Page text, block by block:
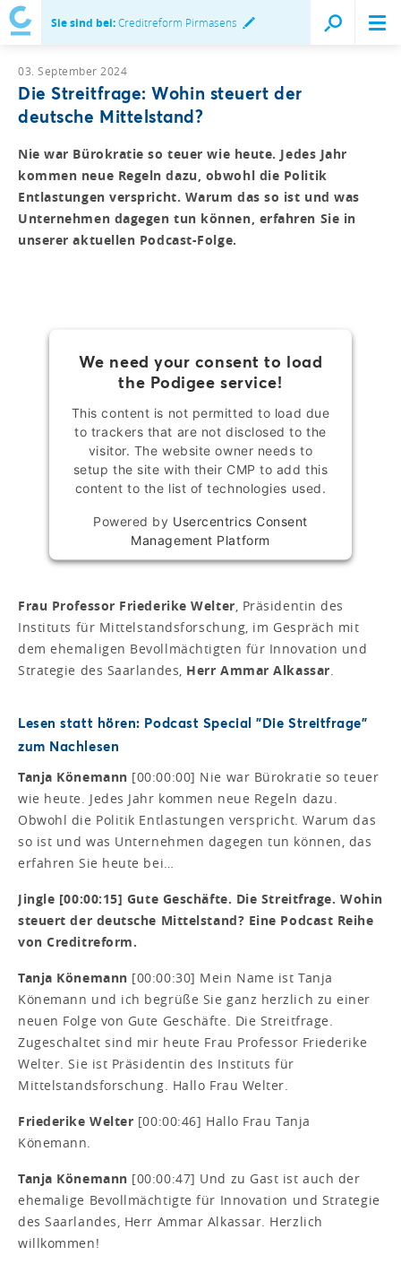
Sie sind bei:Creditreform Pirmasens
03. September 2024
Die Streitfrage: Wohin steuert der
deutsche Mittelstand?
Nie war Bürokratie so teuer wie heute. Jedes Jahr
kommen neue Regeln dazu, obwohl die Politik
Entlastungen verspricht. Warum das so ist und was
Unternehmen dagegen tun können, erfahren Sie in
unserer aktuellen Podcast-Folge.
We need your consent to load
the Podigee service!
This content is not permitted to load due
to trackers that are not disclosed to the
visitor. The website owner needs to
setup the site with their CMP to add this
content to the list of technologies used.
Powered by Usercentrics Consent
Management Platform
Frau Professor Friederike Welter, Präsidentin des
Instituts für Mittelstandsforschung, im Gespräch mit
dem ehemaligen Bevollmächtigten für Innovation und
Strategie des Saarlandes, Herr Ammar Alkassar.
Lesen statt hören: Podcast Special "Die Streitfrage"
zum Nachlesen
Tanja Könemann [00:00:00] Nie war Bürokratie so teuer
wie heute. Jedes Jahr kommen neue Regeln dazu.
Obwohl die Politik Entlastungen verspricht. Warum das
so ist und was Unternehmen dagegen tun können, das
erfahren Sie heute bei…
Jingle [00:00:15] Gute Geschäfte. Die Streitfrage. Wohin
steuert der deutsche Mittelstand? Eine Podcast Reihe
von Creditreform.
Tanja Könemann [00:00:30] Mein Name ist Tanja
Könemann und ich begrüße Sie ganz herzlich zu einer
neuen Folge von Gute Geschäfte. Die Streitfrage.
Zugeschaltet sind mir heute Frau Professor Friederike
Welter. Sie ist Präsidentin des Instituts für
Mittelstandsforschung. Hallo Frau Welter.
Friederike Welter [00:00:46] Hallo Frau Tanja
Könemann.
Tanja Könemann [00:00:47] Und zu Gast ist auch der
ehemalige Bevollmächtigte für Innovation und Strategie
des Saarlandes, Herr Ammar Alkassar. Herzlich
willkommen!